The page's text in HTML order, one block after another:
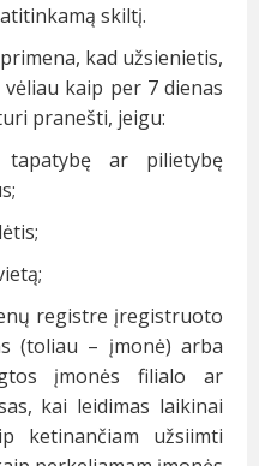
skiltį.
kad užsienietis,
kaip per 7 dienas
pranešti, jeigu:
ar pilietybę
registre įregistruoto
(toliau – įmonė) arba
įmonės filialo ar
kai leidimas laikinai
ketinančiam užsiimti